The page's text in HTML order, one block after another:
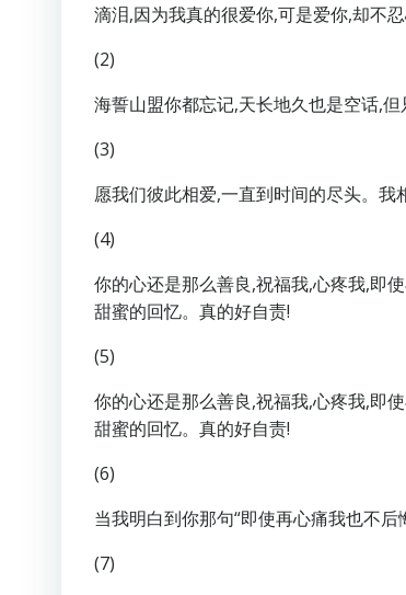
滴泪,因为我真的很爱你,可是爱你,却不
(2)
海誓山盟你都忘记,天长地久也是空话,
(3)
愿我们彼此相爱,一直到时间的尽头。我
(4)
你的心还是那么善良,祝福我,心疼我,即
甜蜜的回忆。真的好自责!
(5)
你的心还是那么善良,祝福我,心疼我,即
甜蜜的回忆。真的好自责!
(6)
当我明白到你那句“即使再心痛我也不
(7)